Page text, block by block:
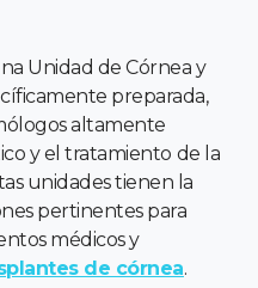
Unidad de Córnea y
preparada,
altamente
y el tratamiento de la
unidades tienen la
pertinentes para
médicos y
de córnea.